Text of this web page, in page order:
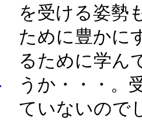
を受ける姿勢
ために豊かに
るために学ん
うか・・・。
ていないので